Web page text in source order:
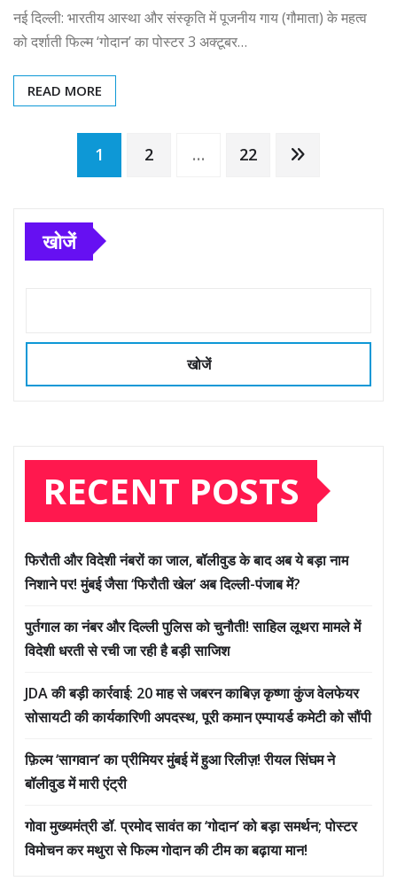
नई दिल्ली: भारतीय आस्था और संस्कृति में पूजनीय गाय (गौमाता) के महत्व
को दर्शाती फिल्म ‘गोदान’ का पोस्टर 3 अक्टूबर…
READ MORE
Posts
pagination
1 2 … 22
खोजें
खोजें
RECENT POSTS
फिरौती और विदेशी नंबरों का जाल, बॉलीवुड के बाद अब ये बड़ा नाम
निशाने पर! मुंबई जैसा ‘फिरौती खेल’ अब दिल्ली-पंजाब में?
पुर्तगाल का नंबर और दिल्ली पुलिस को चुनौती! साहिल लूथरा मामले में
विदेशी धरती से रची जा रही है बड़ी साजिश
JDA की बड़ी कार्रवाई: 20 माह से जबरन काबिज़ कृष्णा कुंज वेलफेयर
सोसायटी की कार्यकारिणी अपदस्थ, पूरी कमान एम्पायर्ड कमेटी को सौंपी
फ़िल्म ‘सागवान’ का प्रीमियर मुंबई में हुआ रिलीज़! रीयल सिंघम ने
बॉलीवुड में मारी एंट्री
गोवा मुख्यमंत्री डॉ. प्रमोद सावंत का ‘गोदान’ को बड़ा समर्थन; पोस्टर
विमोचन कर मथुरा से फिल्म गोदान की टीम का बढ़ाया मान!